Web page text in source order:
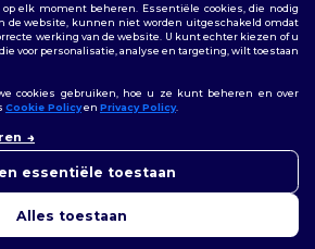
elk moment beheren. Essentiële cookies, die nodig
de website, kunnen niet worden uitgeschakeld omdat
werking van de website. U kunt echter kiezen of u
voor personalisatie, analyse en targeting, wilt toestaan
cookies gebruiken, hoe u ze kunt beheren en over
Cookie Policyen Privacy Policy.
essentiële toestaan
Alles toestaan
moment contact met ons
voor u klaar.